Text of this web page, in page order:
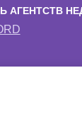
АГЕНТСТВ